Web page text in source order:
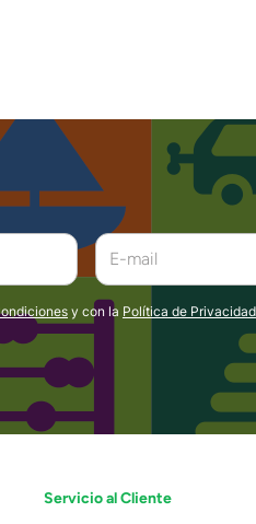
y con la Política de Privacidad
Servicio al Cliente